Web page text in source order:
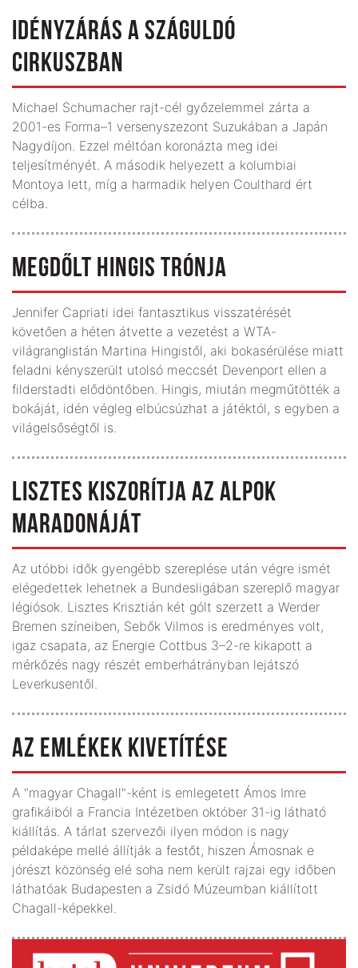
IDÉNYZÁRÁS A SZÁGULDÓ
CIRKUSZBAN
Michael Schumacher rajt-cél győzelemmel zárta a
2001-es Forma–1 versenyszezont Suzukában a Japán
Nagydíjon. Ezzel méltóan koronázta meg idei
teljesítményét. A második helyezett a kolumbiai
Montoya lett, míg a harmadik helyen Coulthard ért
célba.
MEGDŐLT HINGIS TRÓNJA
Jennifer Capriati idei fantasztikus visszatérését
követően a héten átvette a vezetést a WTA-
világranglistán Martina Hingistől, aki bokasérülése miatt
feladni kényszerült utolsó meccsét Devenport ellen a
filderstadti elődöntőben. Hingis, miután megműtötték a
bokáját, idén végleg elbúcsúzhat a játéktól, s egyben a
világelsőségtől is.
LISZTES KISZORÍTJA AZ ALPOK
MARADONÁJÁT
Az utóbbi idők gyengébb szereplése után végre ismét
elégedettek lehetnek a Bundesligában szereplő magyar
légiósok. Lisztes Krisztián két gólt szerzett a Werder
Bremen színeiben, Sebők Vilmos is eredményes volt,
igaz csapata, az Energie Cottbus 3–2-re kikapott a
mérkőzés nagy részét emberhátrányban lejátszó
Leverkusentől.
AZ EMLÉKEK KIVETÍTÉSE
A "magyar Chagall"-ként is emlegetett Ámos Imre
grafikáiból a Francia Intézetben október 31-ig látható
kiállítás. A tárlat szervezői ilyen módon is nagy
példaképe mellé állítják a festőt, hiszen Ámosnak e
jórészt közönség elé soha nem került rajzai egy időben
láthatóak Budapesten a Zsidó Múzeumban kiállított
Chagall-képekkel.